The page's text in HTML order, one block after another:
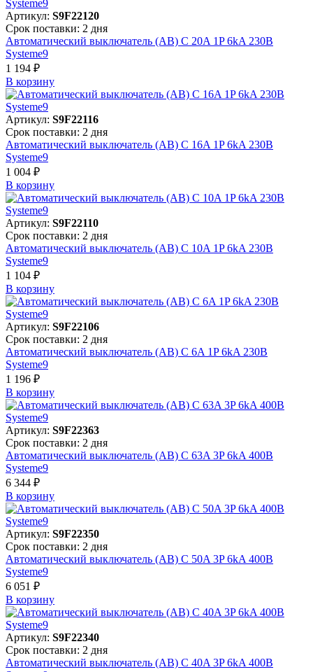
Артикул: S9F22120
Срок поставки: 2 дня
Автоматический выключатель (АВ) C 20A 1P 6kA 230В
Systeme9
1 194 ₽
В корзинy
Артикул: S9F22116
Срок поставки: 2 дня
Автоматический выключатель (АВ) C 16A 1P 6kA 230В
Systeme9
1 004 ₽
В корзинy
Артикул: S9F22110
Срок поставки: 2 дня
Автоматический выключатель (АВ) C 10A 1P 6kA 230В
Systeme9
1 104 ₽
В корзинy
Артикул: S9F22106
Срок поставки: 2 дня
Автоматический выключатель (АВ) C 6A 1P 6kA 230В
Systeme9
1 196 ₽
В корзинy
Артикул: S9F22363
Срок поставки: 2 дня
Автоматический выключатель (АВ) C 63A 3P 6kA 400В
Systeme9
6 344 ₽
В корзинy
Артикул: S9F22350
Срок поставки: 2 дня
Автоматический выключатель (АВ) C 50A 3P 6kA 400В
Systeme9
6 051 ₽
В корзинy
Артикул: S9F22340
Срок поставки: 2 дня
Автоматический выключатель (АВ) C 40A 3P 6kA 400В